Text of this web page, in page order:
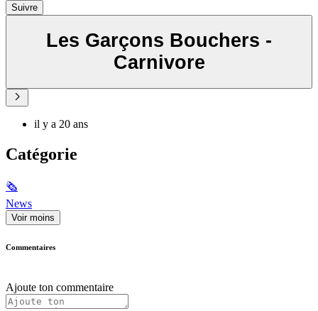
Suivre
Les Garçons Bouchers -
Carnivore
il y a 20 ans
Catégorie
🗞
News
Voir moins
Commentaires
Ajoute ton commentaire